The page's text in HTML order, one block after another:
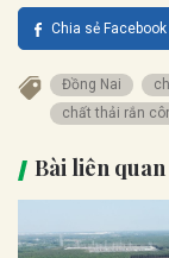
Chia sẻ Facebook
Đồng Nai
chất thải rắn
Bài liên quan